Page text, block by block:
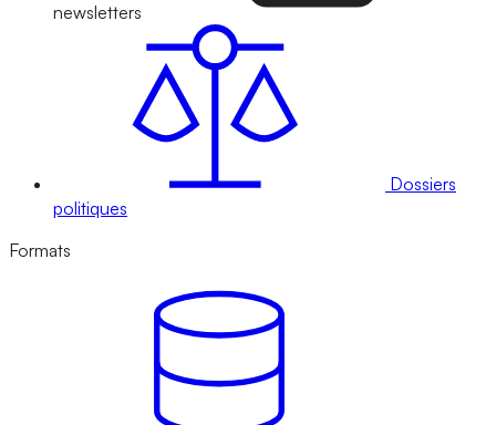
newsletters
Dossiers
politiques
Formats